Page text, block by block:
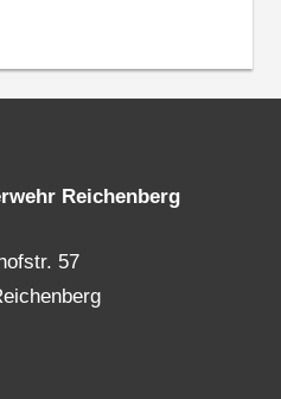
Reichenberg
57